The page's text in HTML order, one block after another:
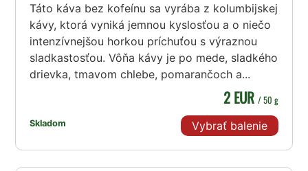
Táto káva bez kofeínu sa vyrába z kolumbijskej
kávy, ktorá vyniká jemnou kyslosťou a o niečo
intenzívnejšou horkou príchuťou s výraznou
sladkastosťou. Vôňa kávy je po mede, sladkého
drievka, tmavom chlebe, pomarančoch a...
Skladom
2 EUR / 50 g
Vybrať balenie